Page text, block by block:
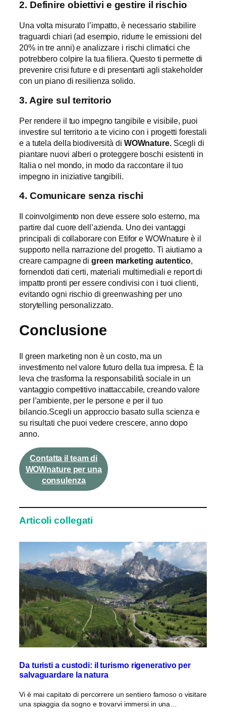
2. Definire obiettivi e gestire il rischio
Una volta misurato l’impatto, è necessario stabilire
traguardi chiari (ad esempio, ridurre le emissioni del
20% in tre anni) e analizzare i rischi climatici che
potrebbero colpire la tua filiera. Questo ti permette di
prevenire crisi future e di presentarti agli stakeholder
con un piano di resilienza solido.
3. Agire sul territorio
Per rendere il tuo impegno tangibile e visibile, puoi
investire sul territorio a te vicino con i progetti forestali
e a tutela della biodiversità di WOWnature.Scegli di
piantare nuovi alberi o proteggere boschi esistenti in
Italia o nel mondo, in modo da raccontare il tuo
impegno in iniziative tangibili.
4. Comunicare senza rischi
Il coinvolgimento non deve essere solo esterno, ma
partire dal cuore dell’azienda. Uno dei vantaggi
principali di collaborare con Etifor e WOWnature è il
supporto nella narrazione del progetto. Ti aiutiamo a
creare campagne digreen marketing autentico,
fornendoti dati certi, materiali multimediali e report di
impatto pronti per essere condivisi con i tuoi clienti,
evitando ogni rischio di greenwashing per uno
storytelling personalizzato.
Conclusione
Il green marketing non è un costo, ma un
investimento nel valore futuro della tua impresa. È la
leva che trasforma la responsabilità sociale in un
vantaggio competitivo inattaccabile, creando valore
per l’ambiente, per le persone e per il tuo
bilancio.Scegli un approccio basato sulla scienza e
su risultati che puoi vedere crescere, anno dopo
anno.
Contatta il team di
WOWnature per una
consulenza
Articoli collegati
Da turisti a custodi: il turismo rigenerativo per
salvaguardare la natura
Vi è mai capitato di percorrere un sentiero famoso o visitare
una spiaggia da sogno e trovarvi immersi in una…